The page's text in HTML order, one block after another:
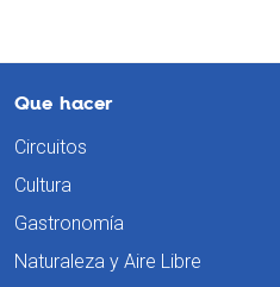
Que hacer
Circuitos
Cultura
Gastronomía
Naturaleza y Aire Libre